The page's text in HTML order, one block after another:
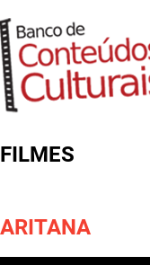
FILMES
ARITANA